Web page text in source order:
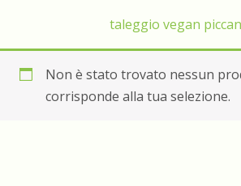
taleggio vegan
Non è stato trovato nessun
corrisponde alla tua selezione.